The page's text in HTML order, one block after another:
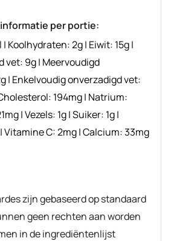
per portie:
| Koolhydraten:2g| Eiwit: 15g|
vet: 9g| Meervoudigd
g| Enkelvoudig onverzadigd vet:
194mg| Natrium:
mg|Vezels: 1g|Suiker: 1g|
|Vitamine C:2mg|Calcium:33mg
geen rechten aan worden
in de ingrediëntenlijst